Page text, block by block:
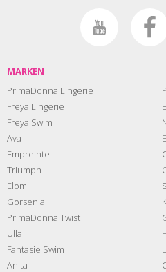
MARKEN
PrimaDonna Lingerie
Freya Lingerie
Freya Swim
Ava
Empreinte
Triumph
Elomi
Gorsenia
PrimaDonna Twist
Ulla
Fantasie Swim
Anita